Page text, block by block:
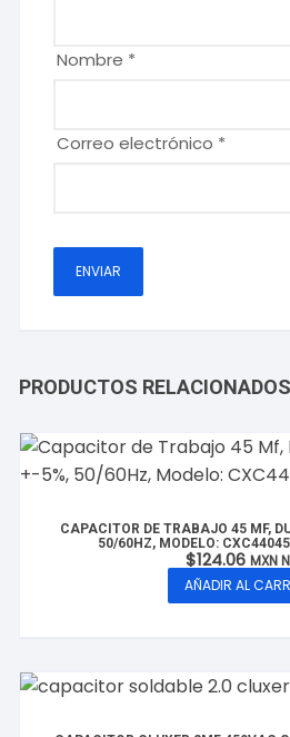
Nombre *
Correo electrónico *
PRODUCTOS RELACIONADOS
CAPACITOR DE TRABAJO 45 MF,
50/60HZ, MODELO:
$124.06 MXN
AÑADIR AL